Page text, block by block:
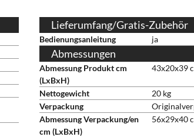
Lieferumfang/Gratis-Zubehör
Bedienungsanleitung ja
Abmessungen
Abmessung Produkt cm
(LxBxH)
43x20x39
Nettogewicht
20 kg
Verpackung
Abmessung Verpackung/en
cm (LxBxH)
56x29x40